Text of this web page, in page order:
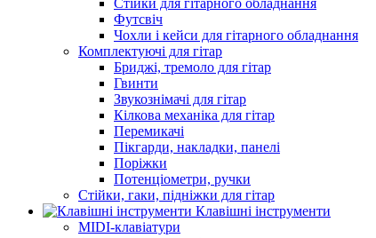
Стійки для гітарного обладнання
Футсвіч
Чохли і кейси для гітарного обладнання
Комплектуючі для гітар
Бриджі, тремоло для гітар
Гвинти
Звукознімачі для гітар
Кілкова механіка для гітар
Перемикачі
Пікгарди, накладки, панелі
Поріжки
Потенціометри, ручки
Стійки, гаки, підніжки для гітар
Клавішні інструменти
MIDI-клавіатури